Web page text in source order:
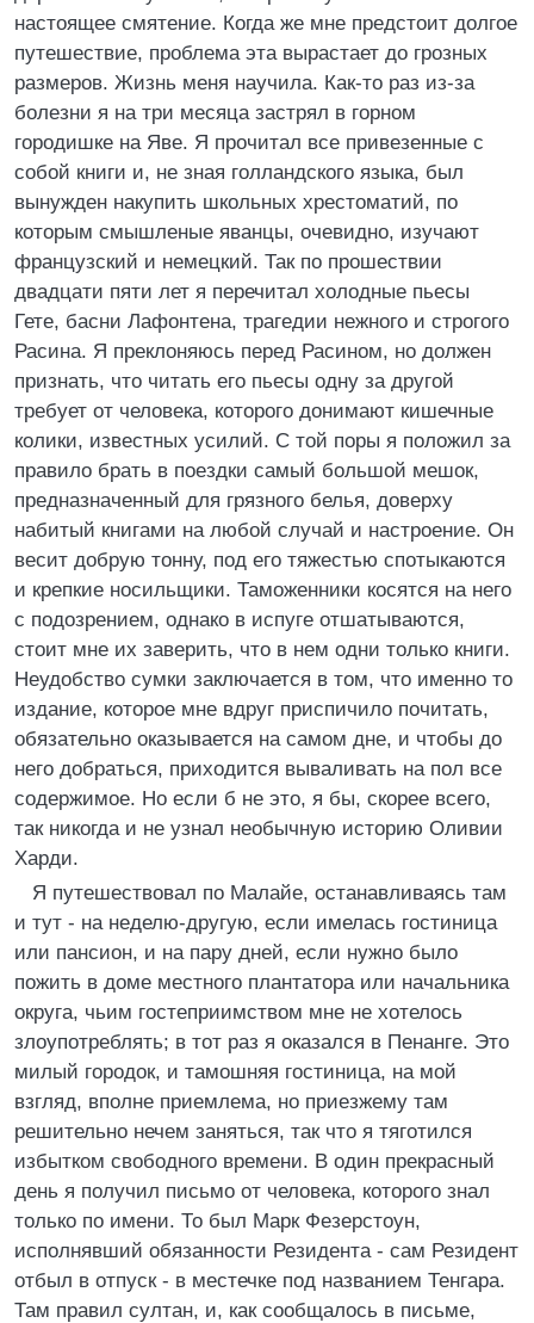
настоящее смятение. Когда же мне предстоит долгое
путешествие, проблема эта вырастает до грозных
размеров. Жизнь меня научила. Как-то раз из-за
болезни я на три месяца застрял в горном
городишке на Яве. Я прочитал все привезенные с
собой книги и, не зная голландского языка, был
вынужден накупить школьных хрестоматий, по
которым смышленые яванцы, очевидно, изучают
французский и немецкий. Так по прошествии
двадцати пяти лет я перечитал холодные пьесы
Гете, басни Лафонтена, трагедии нежного и строгого
Расина. Я преклоняюсь перед Расином, но должен
признать, что читать его пьесы одну за другой
требует от человека, которого донимают кишечные
колики, известных усилий. С той поры я положил за
правило брать в поездки самый большой мешок,
предназначенный для грязного белья, доверху
набитый книгами на любой случай и настроение. Он
весит добрую тонну, под его тяжестью спотыкаются
и крепкие носильщики. Таможенники косятся на него
с подозрением, однако в испуге отшатываются,
стоит мне их заверить, что в нем одни только книги.
Неудобство сумки заключается в том, что именно то
издание, которое мне вдруг приспичило почитать,
обязательно оказывается на самом дне, и чтобы до
него добраться, приходится вываливать на пол все
содержимое. Но если б не это, я бы, скорее всего,
так никогда и не узнал необычную историю Оливии
Харди.
Я путешествовал по Малайе, останавливаясь там
и тут - на неделю-другую, если имелась гостиница
или пансион, и на пару дней, если нужно было
пожить в доме местного плантатора или начальника
округа, чьим гостеприимством мне не хотелось
злоупотреблять; в тот раз я оказался в Пенанге. Это
милый городок, и тамошняя гостиница, на мой
взгляд, вполне приемлема, но приезжему там
решительно нечем заняться, так что я тяготился
избытком свободного времени. В один прекрасный
день я получил письмо от человека, которого знал
только по имени. То был Марк Фезерстоун,
исполнявший обязанности Резидента - сам Резидент
отбыл в отпуск - в местечке под названием Тенгара.
Там правил султан, и, как сообщалось в письме,